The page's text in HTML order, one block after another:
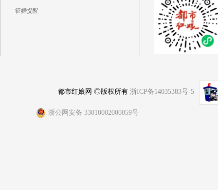
征婚提醒
都市红娘网 ◎版权所有 浙ICP备14035383号-5
浙公网安备 33010002000059号